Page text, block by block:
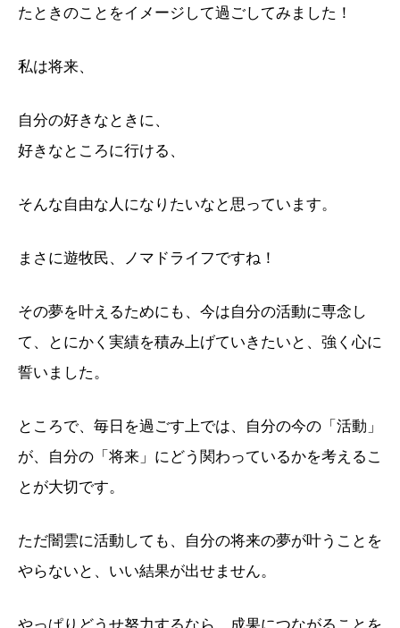
たときのことをイメージして過ごしてみました！
私は将来、
自分の好きなときに、
好きなところに行ける、
そんな自由な人になりたいなと思っています。
まさに遊牧民、ノマドライフですね！
その夢を叶えるためにも、今は自分の活動に専念し
て、とにかく実績を積み上げていきたいと、強く心に
誓いました。
ところで、毎日を過ごす上では、自分の今の「活動」
が、自分の「将来」にどう関わっているかを考えるこ
とが大切です。
ただ闇雲に活動しても、自分の将来の夢が叶うことを
やらないと、いい結果が出せません。
やっぱりどうせ努力するなら、成果につながることを